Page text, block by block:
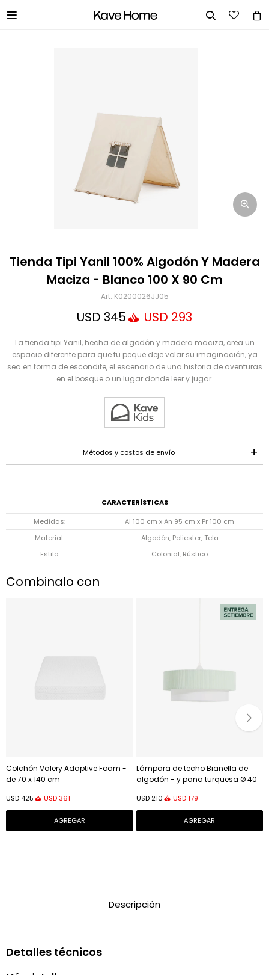
 
Tienda Tipi Yanil 100% Algodón Y Madera
Maciza - Blanco 100 X 90 Cm
K0200026JJ05
USD 345 USD 293
La tienda tipi Yanil, hecha de algodón y madera maciza, crea un
espacio diferente para que tu peque deje volar su imaginación, ya
sea en forma de escondite, el escenario de una historia de aventuras
en el bosque o un lugar donde leer y jugar.
Métodos y costos de envío
CARACTERÍSTICAS
Medidas
Al 100 cm x An 95 cm x Pr 100 cm
Material
Algodón, Poliester, Tela
Estilo
Colonial, Rústico
Combinalo con
Colchón Valery Adaptive Foam -
de 70 x 140 cm
USD 425 USD361
Lámpara de techo Bianella de
algodón - y pana turquesa Ø 40
USD 210 USD 179
Descripción
Detalles técnicos
Correo electrónico
Mensaje